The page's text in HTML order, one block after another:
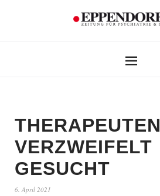
THERAPEUTEN
VERZWEIFELT
GESUCHT
6. April 2021